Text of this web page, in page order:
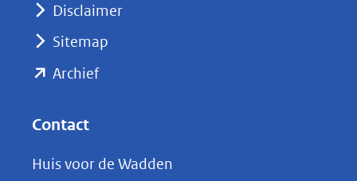
naar
Disclaimer
Sitemap
Archief(opent
(verwijst
Contact
Huis voor de Wadden